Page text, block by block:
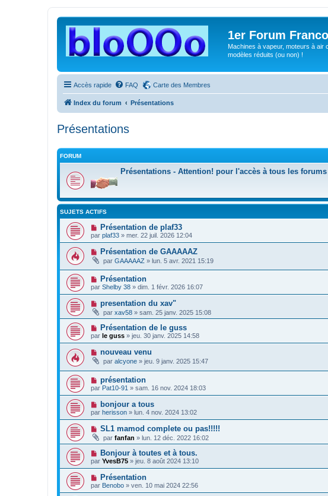
1er Forum
Machines à vapeur, moteurs à air
modèles réduits (ou non) !
Accès rapide FAQ Carte des Membres
Index du forum Présentations
Présentations
FORUM
Présentations - Attention! pour l'accès à tous les
SUJETS ACTIFS
Présentation de plaf33
par plaf33 » mer. 22 juil. 2026 12:04
Présentation de GAAAAAZ
par GAAAAAZ » lun. 5 avr. 2021 15:19
Présentation
par Shelby 38 » dim. 1 févr. 2026 16:07
presentation du xav"
par xav58 » sam. 25 janv. 2025 15:08
Présentation de le guss
par le guss » jeu. 30 janv. 2025 14:58
nouveau venu
par alcyone » jeu. 9 janv. 2025 15:47
présentation
par Pat10-91 » sam. 16 nov. 2024 18:03
bonjour a tous
par herisson » lun. 4 nov. 2024 13:02
SL1 mamod complete ou pas!!!!!
par fanfan » lun. 12 déc. 2022 16:02
Bonjour à toutes et à tous.
par YvesB75 » jeu. 8 août 2024 13:10
Présentation
par Benobo » ven. 10 mai 2024 22:56